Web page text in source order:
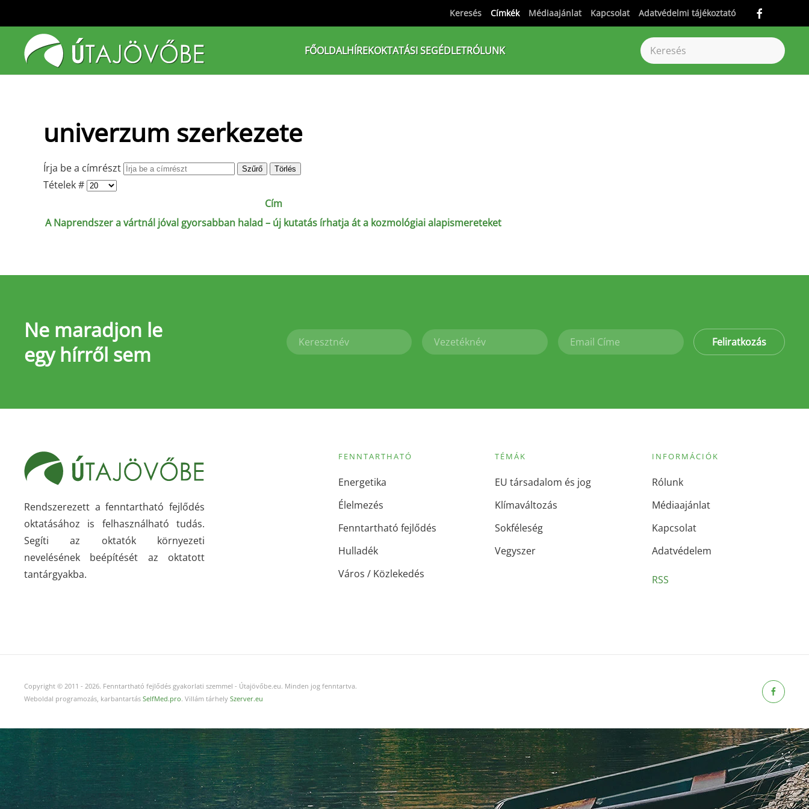
Fő tartalom átugrása
Keresés Címkék Médiaajánlat Kapcsolat Adatvédelmi tájékoztató
FŐOLDALHÍREKOKTATÁSI SEGÉDLETRÓLUNK
univerzum szerkezete
Írja be a címrészt Szűrő Törlés
Tételek #
Cím
A Naprendszer a vártnál jóval gyorsabban halad – új kutatás írhatja át a kozmológiai alapismereteket
Ne maradjon le
egy hírről sem
Feliratkozás
Rendszerezett a fenntartható fejlődés
oktatásához is felhasználható tudás.
Segíti az oktatók környezeti
nevelésének beépítését az oktatott
tantárgyakba.
FENNTARTHATÓ
Energetika
Élelmezés
Fenntartható fejlődés
Hulladék
Város / Közlekedés
TÉMÁK
EU társadalom és jog
Klímaváltozás
Sokféleség
Vegyszer
INFORMÁCIÓK
Rólunk
Médiaajánlat
Kapcsolat
Adatvédelem
RSS
Copyright © 2011 - 2026. Fenntartható fejlődés gyakorlati szemmel - Útajövőbe.eu. Minden jog fenntartva.
Weboldal programozás, karbantartás SelfMed.pro. Villám tárhely Szerver.eu